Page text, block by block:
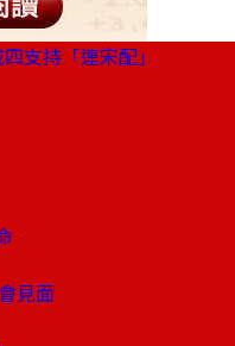
支持「連宋配」
見面